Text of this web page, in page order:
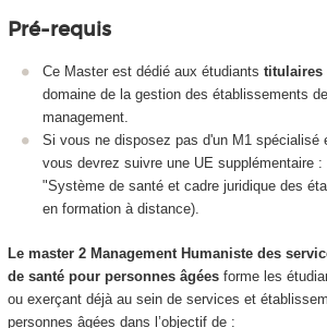
Pré-requis
Ce Master est dédié aux étudiants titulaires
domaine de la gestion des établissements
management.
Si vous ne disposez pas d'un M1 spécialisé
vous devrez suivre une UE supplémentaire
"Système de santé et cadre juridique des
en formation à distance).
Le master 2 Management Humaniste des
de santé pour personnes âgéesforme les
ou exerçant déjà au sein de services et
personnes âgées dans l’objectif de :